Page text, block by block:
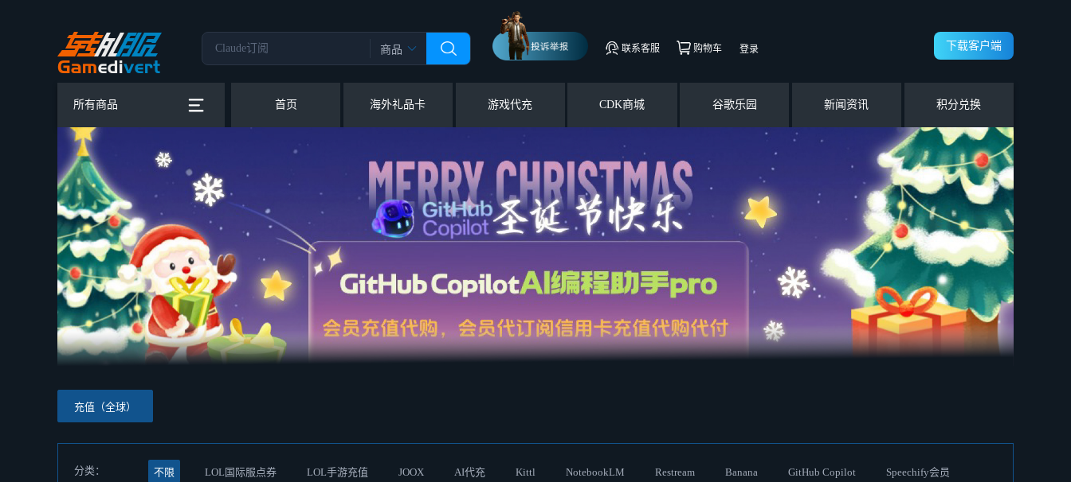
商品 联系客服 购物车 登录 下载客户端
所有商品 首页 海外礼品卡 游戏代充 CDK商城 谷歌乐园 新闻资讯 积分兑换
充值（全球）
分类： 不限 LOL国际服点券 LOL手游充值 JOOX AI代充 Kittl NotebookLM Restream Banana GitHub Copilot Speechify会员